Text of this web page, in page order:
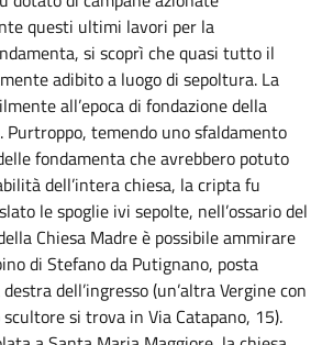
questi ultimi lavori per la
si scoprì che quasi tutto il
adibito a luogo di sepoltura. La
all’epoca di fondazione della
temendo uno sfaldamento
fondamenta che avrebbero potuto
dell’intera chiesa, la cripta fu
le spoglie ivi sepolte, nell’ossario del
Chiesa Madre è possibile ammirare
di Stefano da Putignano, posta
dell’ingresso (un’altra Vergine con
si trova in Via Catapano, 15).